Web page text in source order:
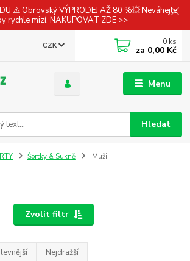
⚠️ Obrovský VÝPRODEJ AŽ 80 %💥 Neváhejte,
rychle mizí. NAKUPOVAT ZDE >>
Menu
CZK
Hledat
0 ks
za 0,00 Kč
Šortky & Sukně Muži
Zvolit filtr
Nejdražší